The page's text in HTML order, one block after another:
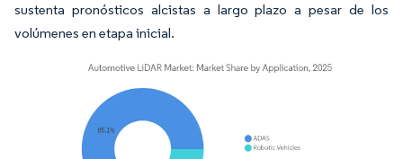
sustenta pronósticos alcistas a largo plazo a pesar de los
volúmenes en etapa inicial.